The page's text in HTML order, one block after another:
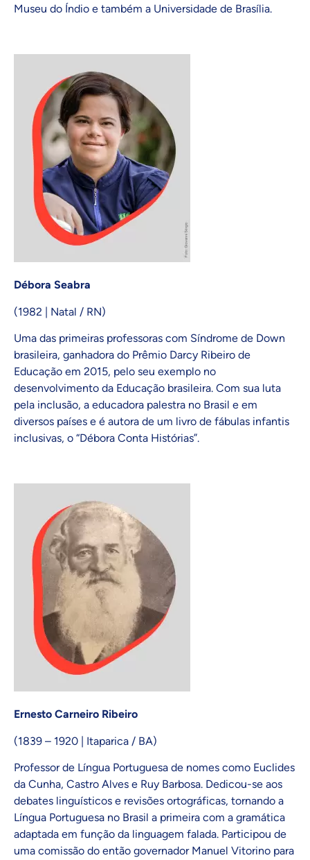
Museu do Índio e também a Universidade de Brasília.
Débora Seabra
(1982 | Natal / RN)
Uma das primeiras professoras com Síndrome de Down
brasileira, ganhadora do Prêmio Darcy Ribeiro de
Educação em 2015, pelo seu exemplo no
desenvolvimento da Educação brasileira. Com sua luta
pela inclusão, a educadora palestra no Brasil e em
diversos países e é autora de um livro de fábulas infantis
inclusivas, o “Débora Conta Histórias”.
Ernesto Carneiro Ribeiro
(1839 – 1920 | Itaparica / BA)
Professor de Língua Portuguesa de nomes como Euclides
da Cunha, Castro Alves e Ruy Barbosa. Dedicou-se aos
debates linguísticos e revisões ortográficas, tornando a
Língua Portuguesa no Brasil a primeira com a gramática
adaptada em função da linguagem falada. Participou de
uma comissão do então governador Manuel Vitorino para